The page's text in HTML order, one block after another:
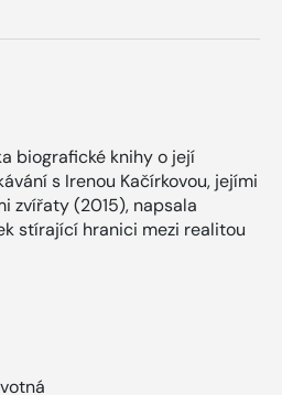
biografické knihy o její
s Irenou Kačírkovou, jejími
zvířaty (2015), napsala
stírající hranici mezi realitou